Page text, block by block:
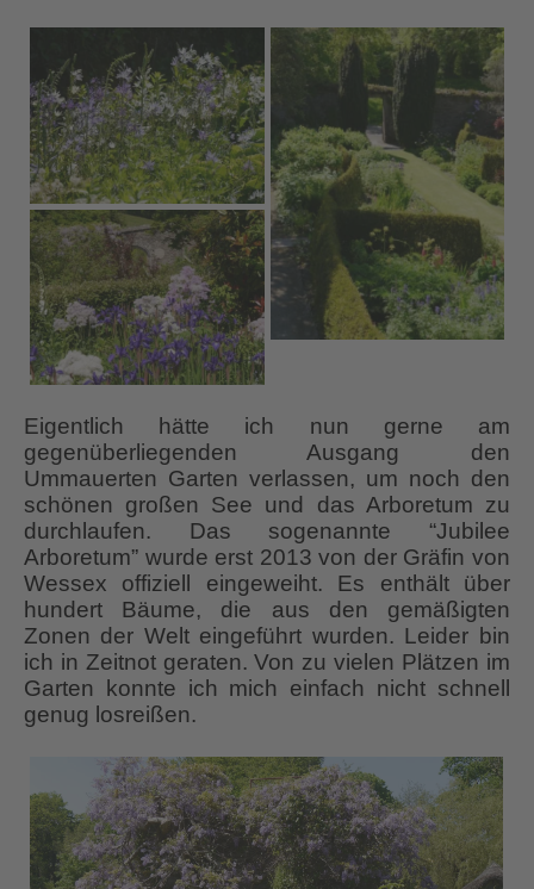
Eigentlich hätte ich nun gerne am
gegenüberliegenden Ausgang den
Ummauerten Garten verlassen, um noch den
schönen großen See und das Arboretum zu
durchlaufen. Das sogenannte “Jubilee
Arboretum” wurde erst 2013 von der Gräfin von
Wessex offiziell eingeweiht. Es enthält über
hundert Bäume, die aus den gemäßigten
Zonen der Welt eingeführt wurden. Leider bin
ich in Zeitnot geraten. Von zu vielen Plätzen im
Garten konnte ich mich einfach nicht schnell
genug losreißen.